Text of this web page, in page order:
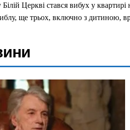
Меню
Київ
Церкві стався вибух у
ще трьох, включно з дитиною,